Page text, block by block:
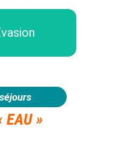
EAU »